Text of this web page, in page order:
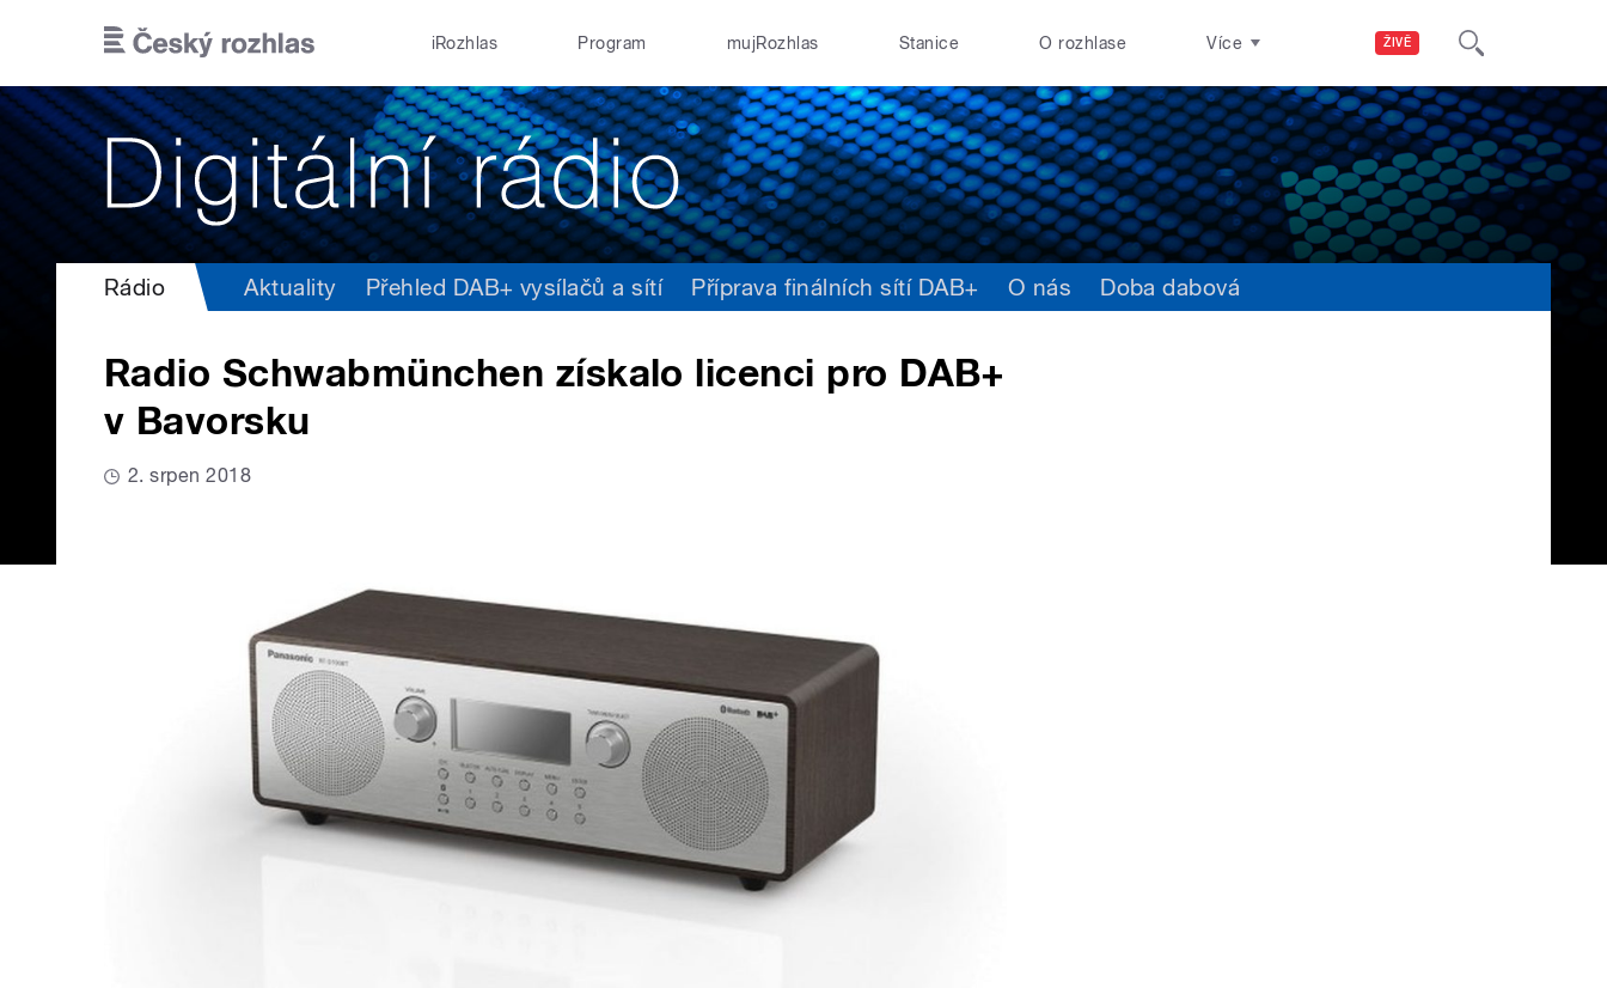
ŽIVĚ
iRozhlas Program mujRozhlas Stanice O rozhlase Více
Rádio Aktuality Přehled DAB+ vysílačů a sítí Příprava finálních sítí DAB+ O nás Doba dabová
Radio Schwabmünchen získalo licenci pro DAB+
v Bavorsku
2. srpen 2018